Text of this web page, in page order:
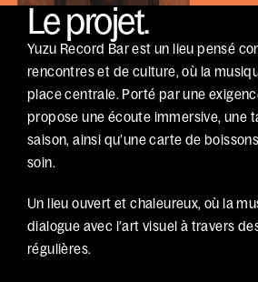
Le projet.
Yuzu Record Bar est un lieu pensé
rencontres et de culture, où la
place centrale. Porté par une
propose une écoute immersive, une
saison, ainsi qu’une carte de
soin.
Un lieu ouvert et chaleureux, où la
dialogue avec l’art visuel à travers
régulières.